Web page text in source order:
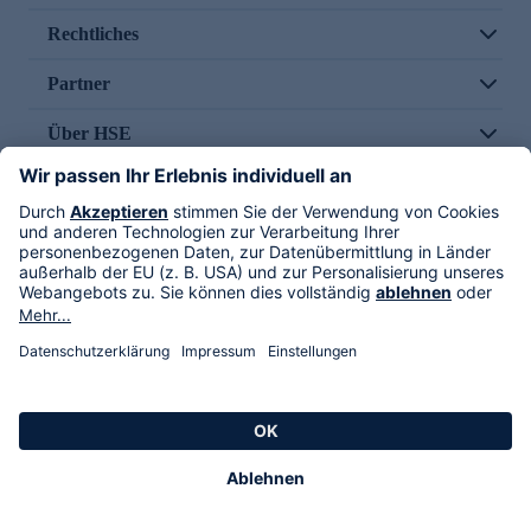
Rechtliches
Partner
Über HSE
Im TV
HSE International